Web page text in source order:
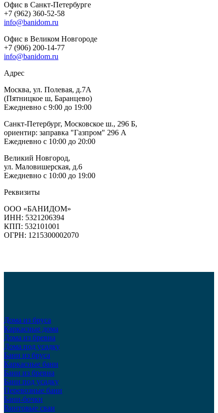
Офис в Санкт-Петербурге
+7 (962) 360-52-58
info@banidom.ru
Офис в Великом Новгороде
+7 (906) 200-14-77
info@banidom.ru
Адрес
Москва, ул. Полевая, д.7А
(Пятницкое ш, Баранцево)
Ежедневно с 9:00 до 19:00
Санкт-Петербург, Московское ш., 296 Б,
ориентир: заправка "Газпром" 296 А
Ежедневно с 10:00 до 20:00
Великий Новгород,
ул. Маловишерская, д.6
Ежедневно с 10:00 до 19:00
Реквизиты
ООО «БАНИДОМ»
ИНН: 5321206394
КПП: 532101001
ОГРН: 1215300002070
Дома из бруса
Каркасные дома
Дома из бревна
Дома под усадку
Бани из бруса
Каркасные бани
Бани из бревна
Бани под усадку
Перевозные бани
Бани-бочки
Винтовые сваи